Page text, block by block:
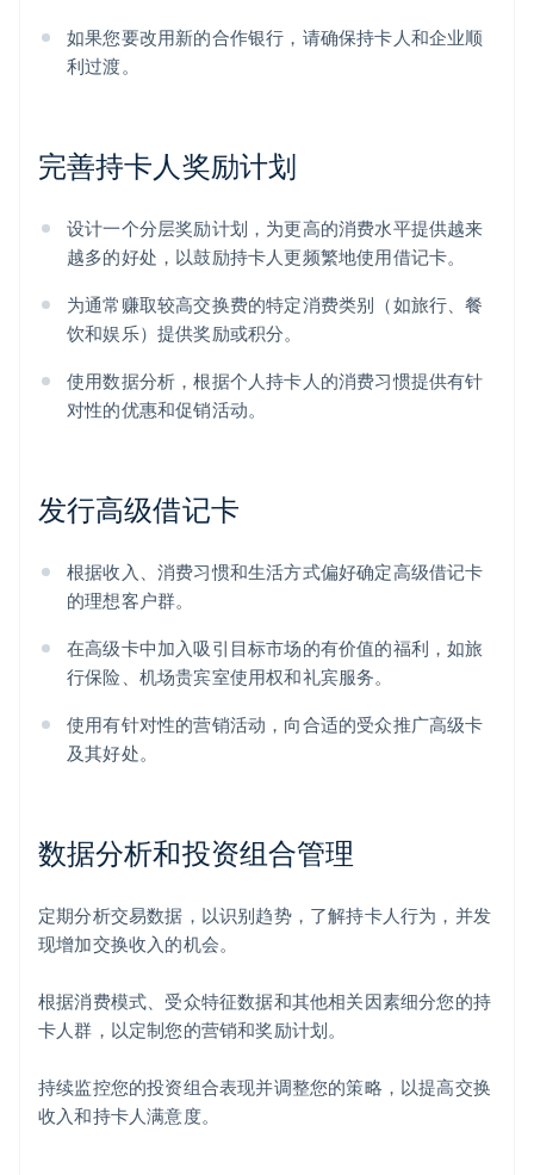
如果您要改用新的合作银行，请确保持卡人和企业顺
利过渡。
完善持卡人奖励计划
设计一个分层奖励计划，为更高的消费水平提供越来
越多的好处，以鼓励持卡人更频繁地使用借记卡。
为通常赚取较高交换费的特定消费类别（如旅行、餐
饮和娱乐）提供奖励或积分。
使用数据分析，根据个人持卡人的消费习惯提供有针
对性的优惠和促销活动。
发行高级借记卡
根据收入、消费习惯和生活方式偏好确定高级借记卡
的理想客户群。
在高级卡中加入吸引目标市场的有价值的福利，如旅
行保险、机场贵宾室使用权和礼宾服务。
使用有针对性的营销活动，向合适的受众推广高级卡
及其好处。
数据分析和投资组合管理
定期分析交易数据，以识别趋势，了解持卡人行为，并发
现增加交换收入的机会。
根据消费模式、受众特征数据和其他相关因素细分您的持
卡人群，以定制您的营销和奖励计划。
持续监控您的投资组合表现并调整您的策略，以提高交换
收入和持卡人满意度。